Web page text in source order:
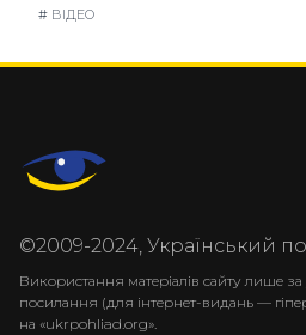
# ВІДЕО
©2009-2024, Український
Використання матеріалів сайту лише
посилання (для інтернет-видань —
на «ukrpohliad.org».